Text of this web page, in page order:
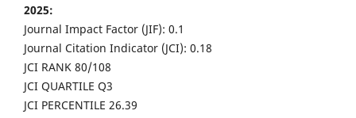
2025:
Journal Impact Factor (JIF): 0.1
Journal Citation Indicator (JCI): 0.18
JCI RANK 80/108
JCI QUARTILE Q3
JCI PERCENTILE 26.39